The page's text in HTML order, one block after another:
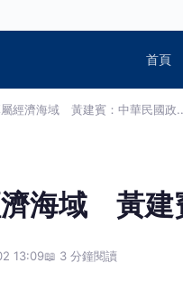
首頁
屬經濟海域 黃建賓：中華民國政
海域 黃建
13:09📖 3 分鐘閱讀